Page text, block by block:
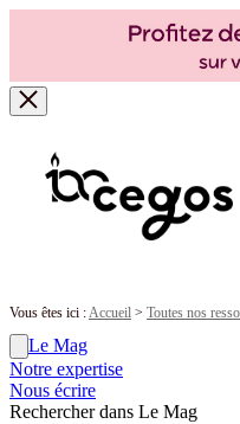
Vous êtes ici :Accueil > Toutes nos
Le Mag
Notre expertise
Nous écrire
Rechercher dans Le Mag